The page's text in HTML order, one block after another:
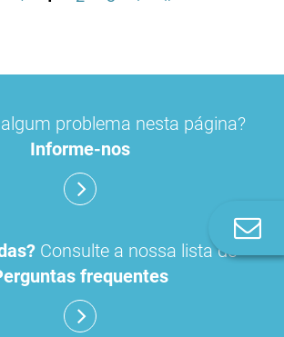
problema nesta página?
Informe-nos
Consulte a nossa lista de
frequentes